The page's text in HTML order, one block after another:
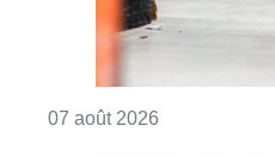
07 août 2026